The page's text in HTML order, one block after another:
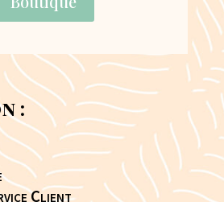
:
Client